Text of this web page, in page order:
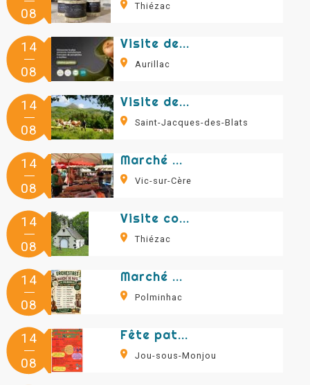
08
Thiézac
14
08
Visite de la manufacture Piganiol
Aurillac
14
08
Visite de la ferme du Griou
Saint-Jacques-des-Blats
14
08
Marché de Vic sur Cère
Vic-sur-Cère
14
08
Visite commentée de la chapelle Notre Dame de Consolation
Thiézac
14
08
Marché de Pays
Polminhac
14
08
Fête patronale
Jou-sous-Monjou